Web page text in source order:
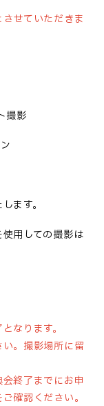
せていただきま
撮影
ます。
用しての撮影は
なります。
。撮影場所に留
終了までにお申
確認ください。